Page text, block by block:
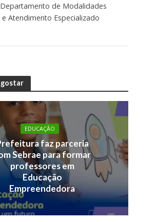
de Modalidades
e Atendimento Especializado
EDUCAÇÃO
faz parceria
Sebrae para formar
professores em
Educação
Empreendedora